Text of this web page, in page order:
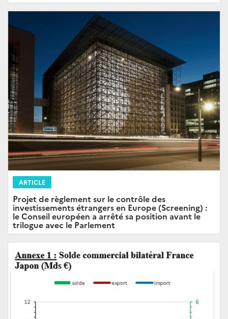
ARTICLE
Projet de règlement sur le contrôle des
investissements étrangers en Europe (Screening) :
le Conseil européen a arrêté sa position avant le
trilogue avec le Parlement